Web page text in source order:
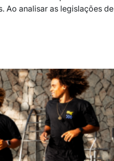
Ao analisar as legislações de